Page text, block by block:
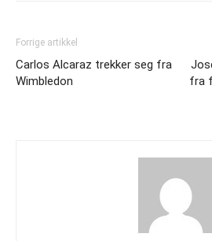
Forrige artikkel
Carlos Alcaraz trekker seg fra
Wimbledon
fra